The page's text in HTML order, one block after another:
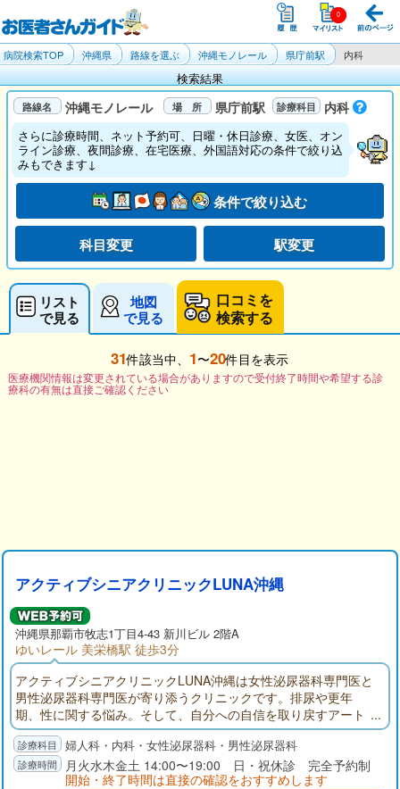
病院検索TOP 沖縄県 路線を選ぶ 沖縄モノレール 県庁前駅 内科
検索結果
沖縄モノレール 県庁前駅 内科
さらに診療時間、ネット予約可、日曜・休日診療、女医、オン
ライン診療、夜間診療、在宅医療、外国語対応の条件で絞り込
みもできます↓
条件で絞り込む
科目変更 駅変更
リスト
で見る
地図
で見る
口コミを
検索する
31件該当中、 1〜20件目を表示
医療機関情報は変更されている場合がありますので受付終了時間や希望する診
療科の有無は直接ご確認ください
アクティブシニアクリニックLUNA沖縄
沖縄県那覇市牧志1丁目4-43 新川ビル 2階A
ゆいレール 美栄橋駅 徒歩3分
アクティブシニアクリニックLUNA沖縄は女性泌尿器科専門医と
男性泌尿器科専門医が寄り添うクリニックです。排尿や更年
期、性に関する悩み。そして、自分への自信を取り戻すアート
メイクや組織再生ケア。ひとりで抱え込まず、パートナーと共
に歩む未来のために。自由診療だからこそ実現できる「自由
で、より質の高い人生」への選択を、私たちは全力でサポート
婦人科・内科・女性泌尿器科・男性泌尿器科
月火水木金土 14:00〜19:00 日・祝休診 完全予約制
開始・終了時間は直接の確認をおすすめします